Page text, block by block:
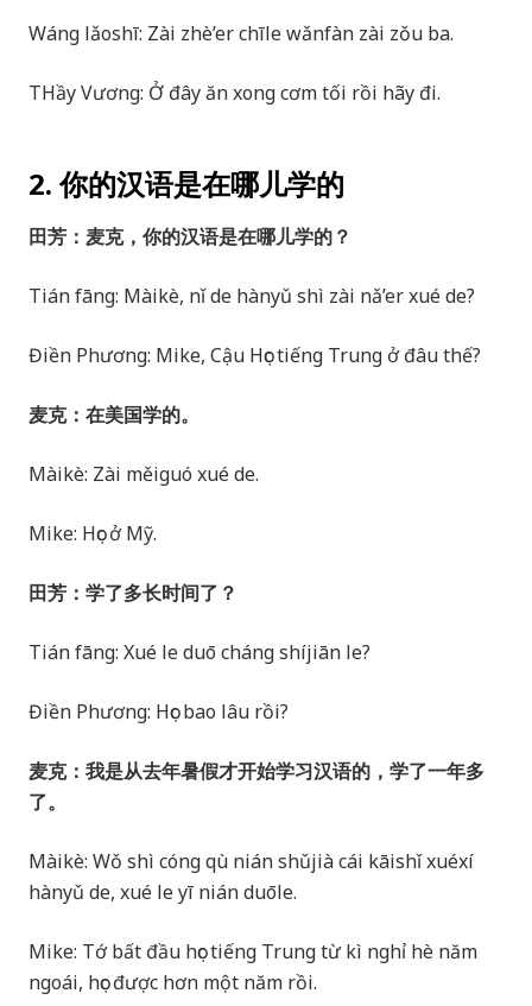
Wáng lǎoshī: Zài zhè’er chīle wǎnfàn zài zǒu ba.
THầy Vương: Ở đây ăn xong cơm tối rồi hãy đi.
2. 你的汉语是在哪儿学的
田芳：麦克，你的汉语是在哪儿学的？
Tián fāng: Màikè, nǐ de hànyǔ shì zài nǎ’er xué de?
Điền Phương: Mike, Cậu Học tiếng Trung ở đâu thế?
麦克：在美国学的。
Màikè: Zài měiguó xué de.
Mike: Học ở Mỹ.
田芳：学了多长时间了？
Tián fāng: Xué le duō cháng shíjiān le?
Điền Phương: Học bao lâu rồi?
麦克：我是从去年暑假才开始学习汉语的，学了一年多
了。
Màikè: Wǒ shì cóng qù nián shǔjià cái kāishǐ xuéxí
hànyǔ de, xué le yī nián duōle.
Mike: Tớ bất đầu học tiếng Trung từ kì nghỉ hè năm
ngoái, học được hơn một năm rồi.